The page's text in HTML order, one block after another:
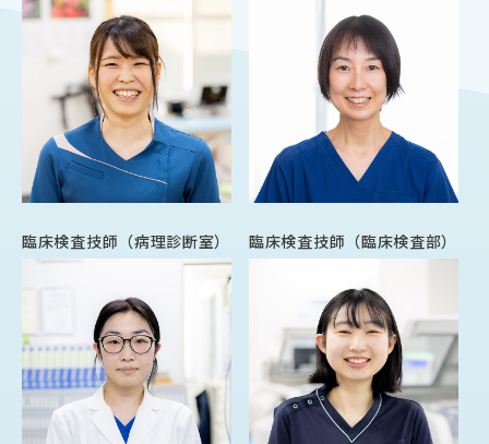
臨床検査技師（病理診断室） 臨床検査技師（臨床検査部）